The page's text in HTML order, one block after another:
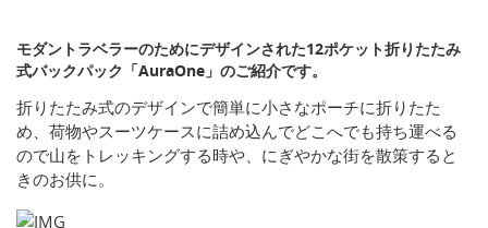
モダントラベラーのためにデザインされた12ポケット折りたたみ
式バックパック「AuraOne」のご紹介です。
折りたたみ式のデザインで簡単に小さなポーチに折りたた
め、荷物やスーツケースに詰め込んでどこへでも持ち運べる
ので山をトレッキングする時や、にぎやかな街を散策すると
きのお供に。